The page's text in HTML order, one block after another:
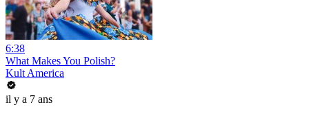
6:38
What Makes You Polish?
Kult America
il y a 7 ans